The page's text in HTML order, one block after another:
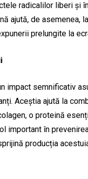
radicalilor liberi și
ajută, de asemenea,
prelungite la
impact semnificativ
Aceștia ajută la
o proteină
important în
producția